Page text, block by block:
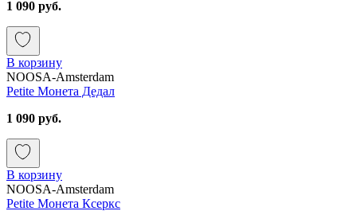
1 090 руб.
В корзину
NOOSA-Amsterdam
Petite Монета Дедал
1 090 руб.
В корзину
NOOSA-Amsterdam
Petite Монета Ксеркс